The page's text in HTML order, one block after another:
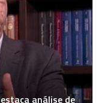
análise de